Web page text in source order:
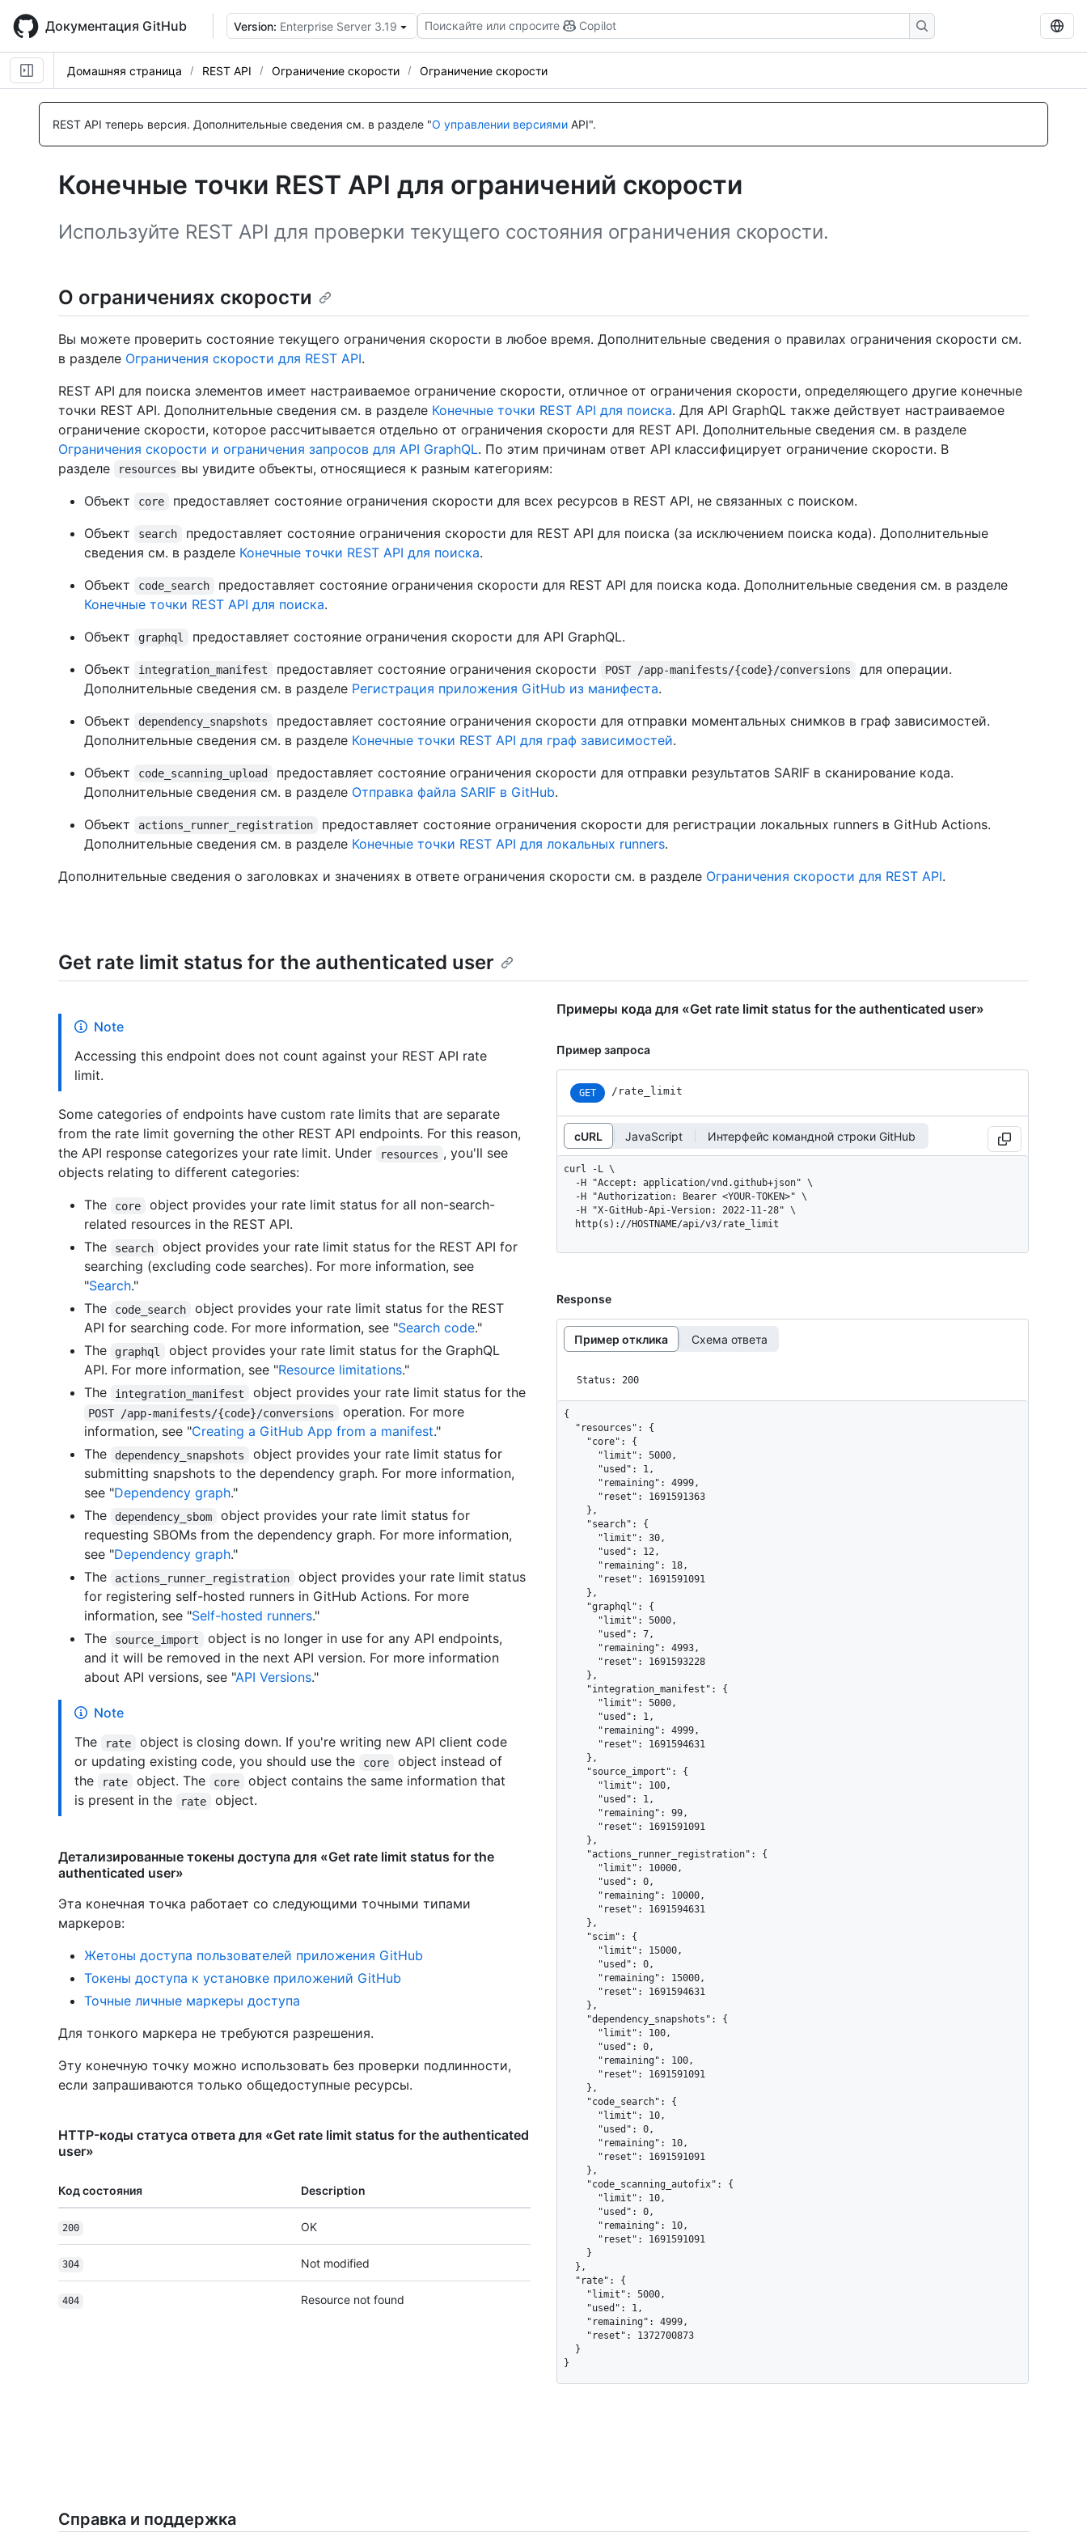
main
content
Документация GitHub Version: Enterprise Server 3.19 Поискайте или спросите Copilot
Домашняя страница REST API Ограничение скорости Ограничение скорости
REST API теперь версия. Дополнительные сведения см. в разделе "О управлении версиями API".
Конечные точки REST API для ограничений скорости
Используйте REST API для проверки текущего состояния ограничения скорости.
О ограничениях скорости
Вы можете проверить состояние текущего ограничения скорости в любое время. Дополнительные сведения о правилах ограничения скорости см.
в разделе Ограничения скорости для REST API.
REST API для поиска элементов имеет настраиваемое ограничение скорости, отличное от ограничения скорости, определяющего другие конечные
точки REST API. Дополнительные сведения см. в разделе Конечные точки REST API для поиска. Для API GraphQL также действует настраиваемое
ограничение скорости, которое рассчитывается отдельно от ограничения скорости для REST API. Дополнительные сведения см. в разделе
Ограничения скорости и ограничения запросов для API GraphQL. По этим причинам ответ API классифицирует ограничение скорости. В
разделе
resources вы увидите объекты, относящиеся к разным категориям:
Объект
core
предоставляет состояние ограничения скорости для всех ресурсов в REST API, не связанных с поиском.
Объект
search
предоставляет состояние ограничения скорости для REST API для поиска (за исключением поиска кода). Дополнительные
сведения см. в разделе Конечные точки REST API для поиска.
Объект
code_search
предоставляет состояние ограничения скорости для REST API для поиска кода. Дополнительные сведения см. в разделе
Конечные точки REST API для поиска.
Объект
graphql
предоставляет состояние ограничения скорости для API GraphQL.
Объект
integration_manifest предоставляет состояние ограничения скорости POST /app-manifests/{code}/conversions
для операции.
Дополнительные сведения см. в разделе Регистрация приложения GitHub из манифеста.
Объект
dependency_snapshots
предоставляет состояние ограничения скорости для отправки моментальных снимков в граф зависимостей.
Дополнительные сведения см. в разделе Конечные точки REST API для граф зависимостей.
Объект
code_scanning_upload
предоставляет состояние ограничения скорости для отправки результатов SARIF в сканирование кода.
Дополнительные сведения см. в разделе Отправка файла SARIF в GitHub.
Объект
actions_runner_registration
предоставляет состояние ограничения скорости для регистрации локальных runners в GitHub Actions.
Дополнительные сведения см. в разделе Конечные точки REST API для локальных runners.
Дополнительные сведения о заголовках и значениях в ответе ограничения скорости см. в разделе Ограничения скорости для REST API.
Get rate limit status for the authenticated user
Note
Accessing this endpoint does not count against your REST API rate
limit.
Some categories of endpoints have custom rate limits that are separate
from the rate limit governing the other REST API endpoints. For this reason,
the API response categorizes your rate limit. Under
resources , you'll see
objects relating to different categories:
The
core
object provides your rate limit status for all non-search-
related resources in the REST API.
The
search
object provides your rate limit status for the REST API for
searching (excluding code searches). For more information, see
"Search."
The
code_search
object provides your rate limit status for the REST
API for searching code. For more information, see "Search code."
The
graphql
object provides your rate limit status for the GraphQL
API. For more information, see "Resource limitations."
The
integration_manifest object provides your rate limit status for the
POST /app-manifests/{code}/conversions
operation. For more
information, see "Creating a GitHub App from a manifest."
The
dependency_snapshots
object provides your rate limit status for
submitting snapshots to the dependency graph. For more information,
see "Dependency graph."
The
dependency_sbom
object provides your rate limit status for
requesting SBOMs from the dependency graph. For more information,
see "Dependency graph."
The
actions_runner_registration
object provides your rate limit status
for registering self-hosted runners in GitHub Actions. For more
information, see "Self-hosted runners."
The
source_import
object is no longer in use for any API endpoints,
and it will be removed in the next API version. For more information
about API versions, see "API Versions."
Note
The
rate
object is closing down. If you're writing new API client code
or updating existing code, you should use the
core
object instead of
the
rate object. The core
object contains the same information that
is present in the
rate object.
Детализированные токены доступа для «Get rate limit status for the
authenticated user»
Эта конечная точка работает со следующими точными типами
маркеров:
Жетоны доступа пользователей приложения GitHub
Токены доступа к установке приложений GitHub
Точные личные маркеры доступа
Для тонкого маркера не требуются разрешения.
Эту конечную точку можно использовать без проверки подлинности,
если запрашиваются только общедоступные ресурсы.
HTTP-коды статуса ответа для «Get rate limit status for the authenticated
user»
Код состояния Description
200 OK
304 Not modified
404 Resource not found
Примеры кода для «Get rate limit status for the authenticated user»
Пример запроса
GET /rate_limit
cURL JavaScript Интерфейс командной строки GitHub
curl -L \
  http(s)://HOSTNAME/api/v3/rate_limit
Response
Пример отклика Схема ответа
Status: 200
{
}
Справка и поддержка